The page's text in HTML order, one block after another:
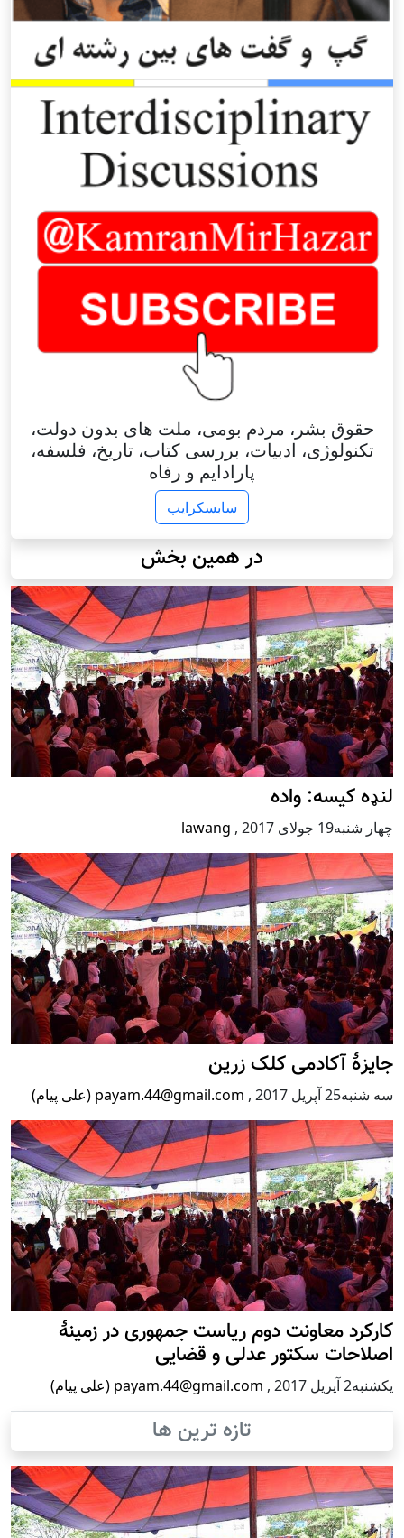
حقوق بشر، مردم بومی، ملت های بدون دولت،
تکنولوژی، ادبیات، بررسی کتاب، تاریخ، فلسفه،
پارادایم و رفاه
سابسکرایب
در همین بخش
لنډه کیسه: واده
چهار شنبه19 جولای 2017 ,
lawang
جایزۀ آکادمی کلک زرین
سه شنبه25 آپریل 2017 , payam.44@gmail.com (علی پیام)
کارکرد معاونت دوم ریاست جمهوری در زمینۀ
اصلاحات سکتور عدلی و قضایی
يكشنبه2 آپریل 2017 , payam.44@gmail.com (علی پیام)
تازه ترین ها